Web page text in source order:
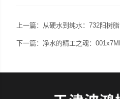
上一篇： 从硬水到纯水：732阳树
下一篇： 净水的精工之魂：